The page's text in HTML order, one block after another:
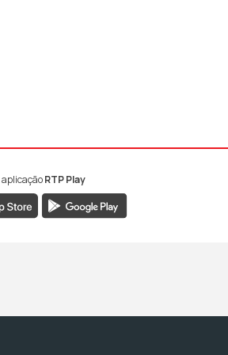
1
Antena 1
Antena 1
RTP Play